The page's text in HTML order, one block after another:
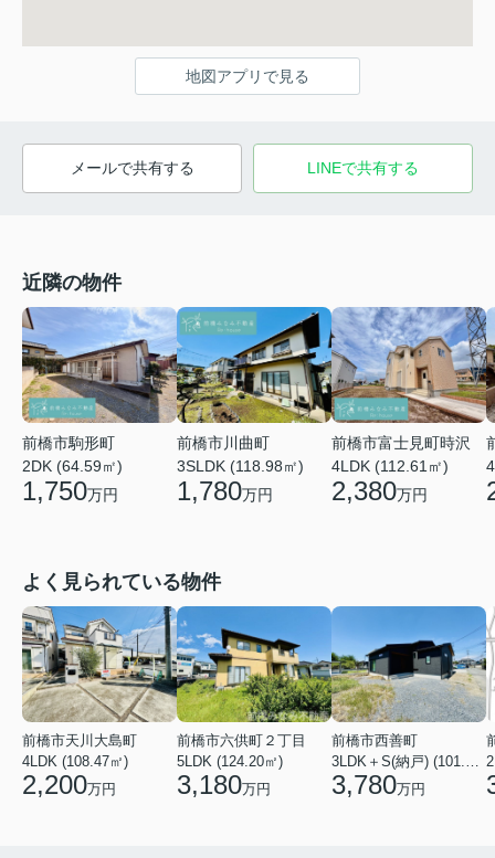
地図アプリで見る
メールで共有する LINEで共有する
近隣の物件
前橋市駒形町
2DK (64.59㎡)
1,750万円
前橋市川曲町
3SLDK (118.98㎡)
1,780万円
前橋市富士見町時沢
4LDK (112.61㎡)
2,380万円
よく見られている物件
前橋市天川大島町
4LDK (108.47㎡)
2,200万円
前橋市六供町２丁目
5LDK (124.20㎡)
3,180万円
前橋市西善町
3LDK＋S(納戸) (101.02㎡)
3,780万円